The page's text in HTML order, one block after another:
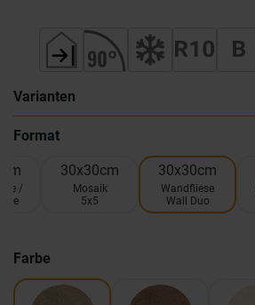
Varianten
Format
/
30x30cm
Mosaik
5x5
30x30cm
Wandfliese
Wall Duo
Farbe